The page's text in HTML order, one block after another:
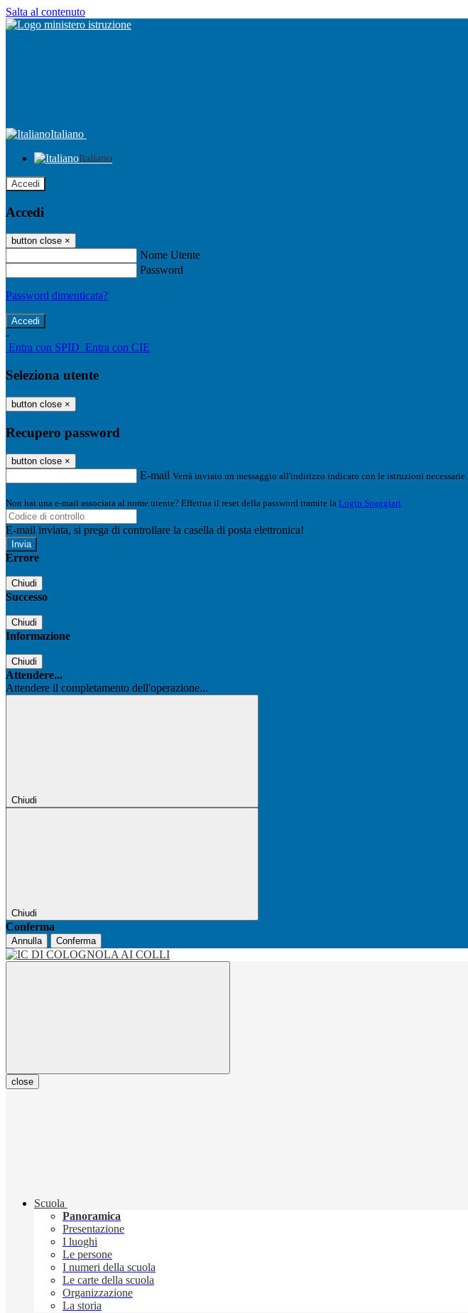
Salta al contenuto
Italiano
Italiano
Accedi
Accedi
button close ×
Nome Utente
Password
Password dimenticata?
-
Entra con SPID Entra con CIE
Seleziona utente
button close ×
Recupero password
button close ×
E-mail Verrà inviato un messaggio all'indirizzo indicato con le istruzioni necessarie.
Non hai una e-mail associata al nome utente? Effettua il reset della password tramite la Login Spaggiari
E-mail inviata, si prega di controllare la casella di posta elettronica!
Errore
Chiudi
Successo
Chiudi
Informazione
Chiudi
Attendere...
Attendere il completamento dell'operazione...
Chiudi
Chiudi
Conferma
Annulla Conferma
close
Scuola
Panoramica
Presentazione
I luoghi
Le persone
I numeri della scuola
Le carte della scuola
Organizzazione
La storia